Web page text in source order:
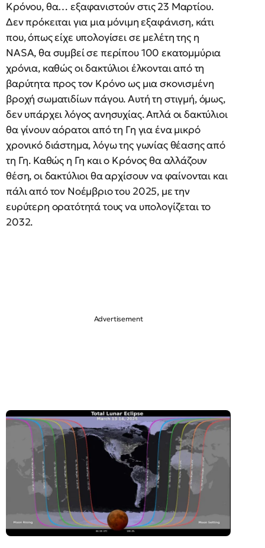
Κρόνου, θα… εξαφανιστούν στις 23 Μαρτίου.
Δεν πρόκειται για μια μόνιμη εξαφάνιση, κάτι
που, όπως είχε υπολογίσει σε μελέτη της η
NASA, θα συμβεί σε περίπου 100 εκατομμύρια
χρόνια, καθώς οι δακτύλιοι έλκονται από τη
βαρύτητα προς τον Κρόνο ως μια σκονισμένη
βροχή σωματιδίων πάγου. Αυτή τη στιγμή, όμως,
δεν υπάρχει λόγος ανησυχίας. Απλά οι δακτύλιοι
θα γίνουν αόρατοι από τη Γη για ένα μικρό
χρονικό διάστημα, λόγω της γωνίας θέασης από
τη Γη. Καθώς η Γη και ο Κρόνος θα αλλάζουν
θέση, οι δακτύλιοι θα αρχίσουν να φαίνονται και
πάλι από τον Νοέμβριο του 2025, με την
ευρύτερη ορατότητά τους να υπολογίζεται το
2032.